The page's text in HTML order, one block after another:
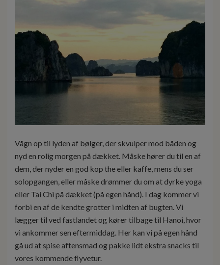
Vågn op til lyden af bølger, der skvulper mod båden og
nyd en rolig morgen på dækket. Måske hører du til en af
dem, der nyder en god kop the eller kaffe, mens du ser
solopgangen, eller måske drømmer du om at dyrke yoga
eller Tai Chi på dækket (på egen hånd). I dag kommer vi
forbi en af de kendte grotter i midten af bugten. Vi
lægger til ved fastlandet og kører tilbage til Hanoi, hvor
vi ankommer sen eftermiddag. Her kan vi på egen hånd
gå ud at spise aftensmad og pakke lidt ekstra snacks til
vores kommende flyvetur.